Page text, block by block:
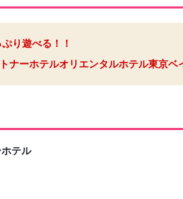
り遊べる！！
ナーホテルオリエンタルホテル東京ベ
テル